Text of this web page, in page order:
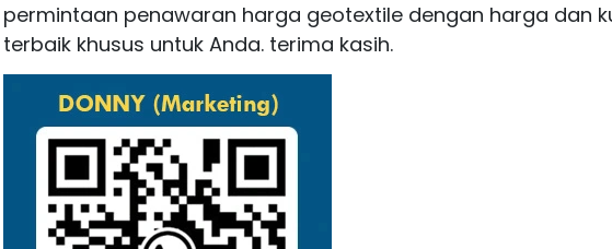
permintaan penawaran harga geotextile dengan harga dan
terbaik khusus untuk Anda. terima kasih.